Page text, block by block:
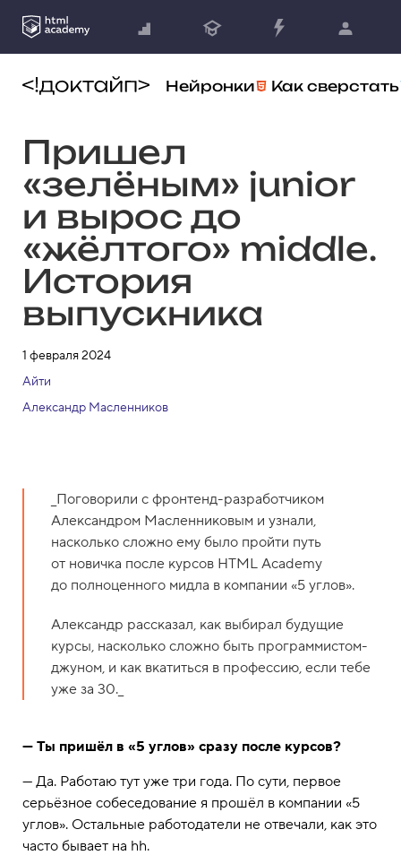
Нейронки Как сверстать
Пришел
«зелёным» junior
и вырос до
«жёлтого» middle.
История
выпускника
1 февраля 2024
Айти
Александр Масленников
_Поговорили с фронтенд-разработчиком
Александром Масленниковым и узнали,
насколько сложно ему было пройти путь
от новичка после курсов HTML Academy
до полноценного мидла в компании «5 углов».
Александр рассказал, как выбирал будущие
курсы, насколько сложно быть программистом-
джуном, и как вкатиться в профессию, если тебе
уже за 30._
— Ты пришёл в «5 углов» сразу после курсов?
— Да. Работаю тут уже три года. По сути, первое
серьёзное собеседование я прошёл в компании «5
углов». Остальные работодатели не отвечали, как это
часто бывает на hh.